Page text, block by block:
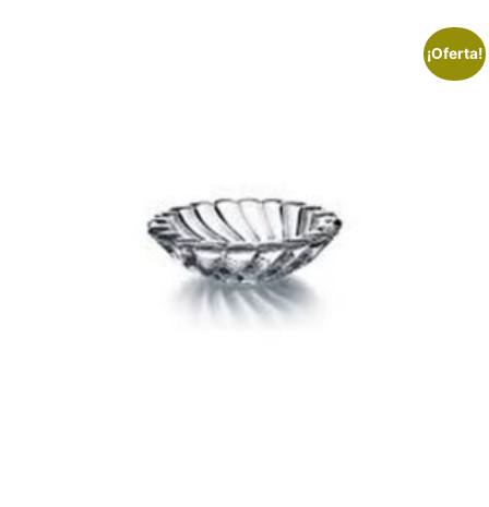
¡Oferta!